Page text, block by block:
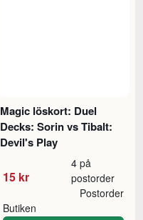
Magic löskort: Duel
Decks: Sorin vs Tibalt:
Devil's Play
15 kr
4 på
postorder
Butiken
Postorder